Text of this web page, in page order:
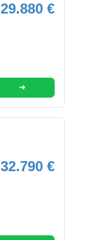
29.880 €
➜
32.790 €